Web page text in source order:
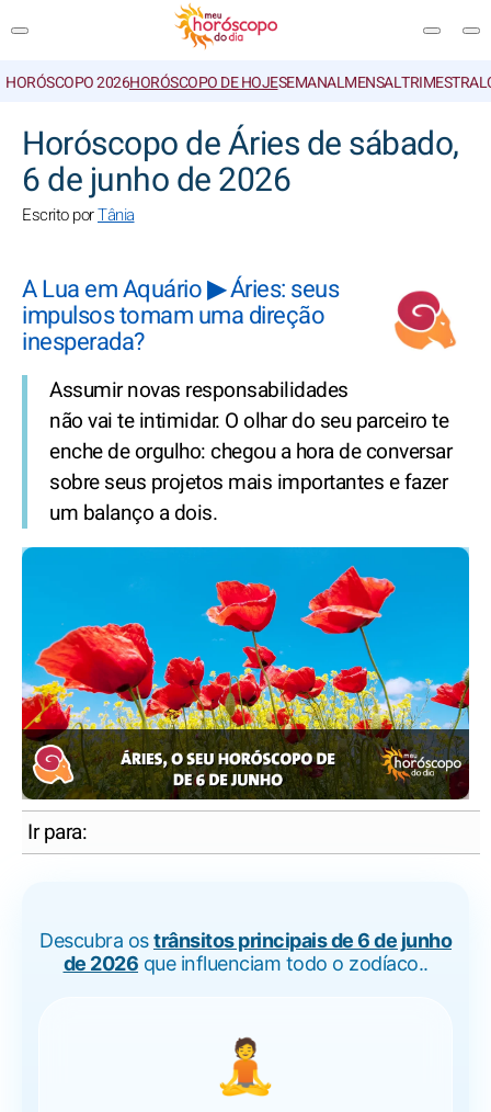
HORÓSCOPO 2026HORÓSCOPO DE HOJESEMANALMENSALTRIMESTRAL
Horóscopo de Áries de sábado,
6 de junho de 2026
Escrito porTânia
A Lua em Aquário ▶ Áries: seus
impulsos tomam uma direção
inesperada?
Assumir novas responsabilidades
não vai te intimidar. O olhar do seu parceiro te
enche de orgulho: chegou a hora de conversar
sobre seus projetos mais importantes e fazer
um balanço a dois.
Ir para:
Descubra ostrânsitos principais de 6 de junho
de 2026 que influenciam todo o zodíaco..
🧘